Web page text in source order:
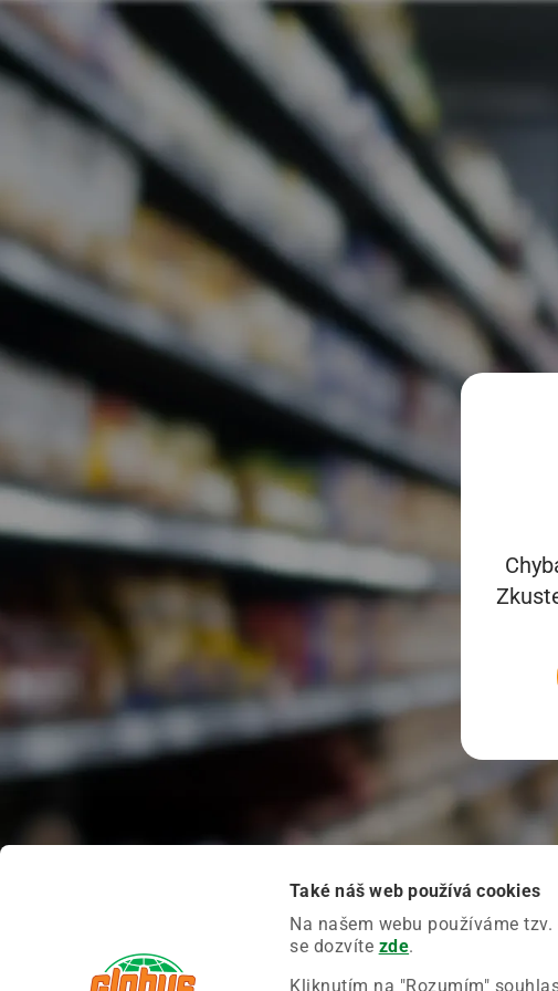
Také náš web používá cookies
Na našem webu používáme
se dozvíte zde.
Kliknutím na "Rozumím"